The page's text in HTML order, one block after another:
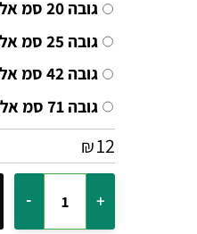
גובה 15 סמ אלומיניום
גובה 20 סמ אלומיניום
גובה 25 סמ אלומיניום
גובה 42 סמ אלומיניום
גובה 71 סמ אלומיניום